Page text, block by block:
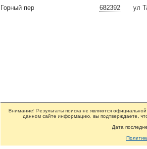
682392
Горный пер ул
Внимание! Результаты поиска не являются
данном сайте информацию, вы подтверждаете,
Дата